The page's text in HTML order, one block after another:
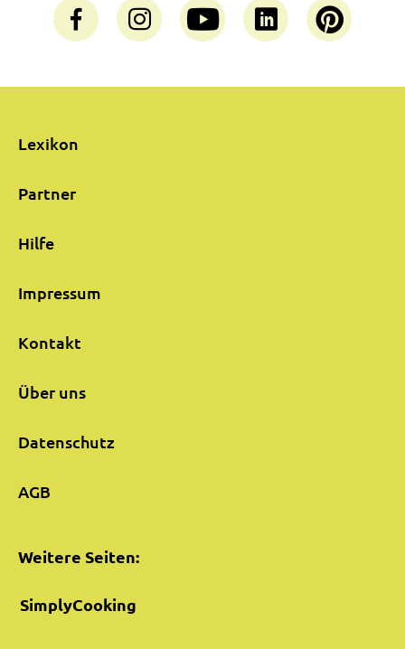
Lexikon
Partner
Hilfe
Impressum
Kontakt
Über uns
Datenschutz
AGB
Weitere Seiten:
SimplyCooking